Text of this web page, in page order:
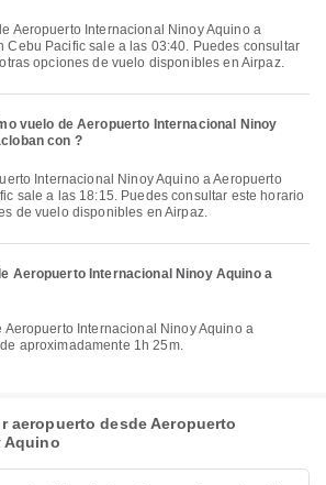
Cebu Pacific sale a las 03:40. Puedes consultar
opciones de vuelo disponibles en Airpaz.
vuelo de Aeropuerto Internacional Ninoy
con ?
sale a las 18:15. Puedes consultar este horario
de vuelo disponibles en Airpaz.
Aeropuerto Internacional Ninoy Aquino a
aproximadamente 1h 25m.
aeropuerto desde Aeropuerto
Aquino